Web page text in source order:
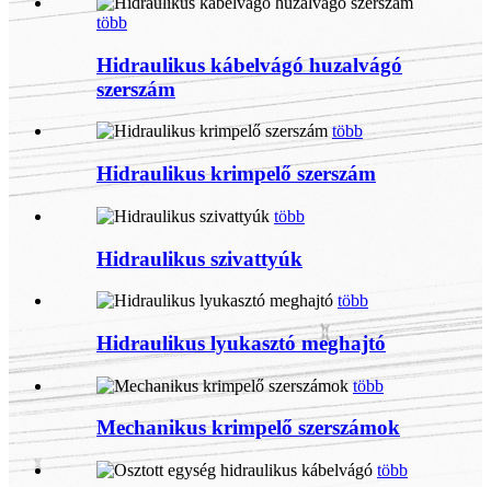
több
Hidraulikus kábelvágó huzalvágó
szerszám
több
Hidraulikus krimpelő szerszám
több
Hidraulikus szivattyúk
több
Hidraulikus lyukasztó meghajtó
több
Mechanikus krimpelő szerszámok
több